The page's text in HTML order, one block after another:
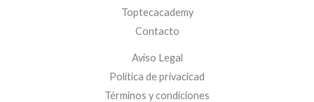
Toptecacademy
Contacto
Aviso Legal
Política de privacicad
Términos y condiciones